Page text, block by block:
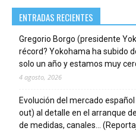
ENTRADAS RECIENTES
Gregorio Borgo (presidente
récord? Yokohama ha subido
solo un año y estamos muy
4 agosto, 2026
Evolución del mercado
out) al detalle en el arranque
de medidas, canales…